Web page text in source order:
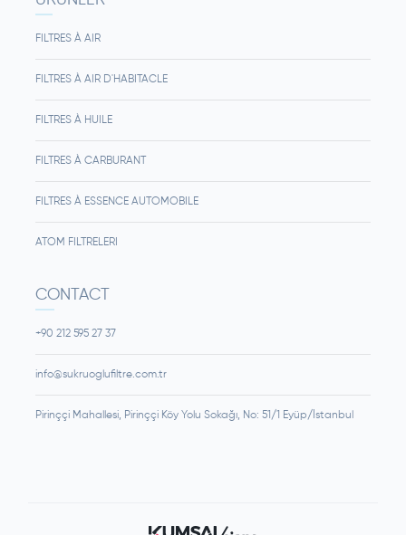
FILTRES À AIR
FILTRES À AIR D'HABITACLE
FILTRES À HUILE
FILTRES À CARBURANT
FILTRES À ESSENCE AUTOMOBILE
ATOM FILTRELERI
CONTACT
+90 212 595 27 37
info@sukruoglufiltre.com.tr
Pirinççi Mahallesi, Pirinççi Köy Yolu Sokağı, No: 51/1 Eyüp/İstanbul